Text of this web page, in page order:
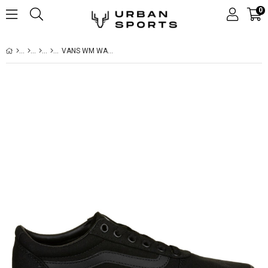
0
VANS WM WARD KADIN GÜNLÜK AYAKKABI VN0A3IUN1861